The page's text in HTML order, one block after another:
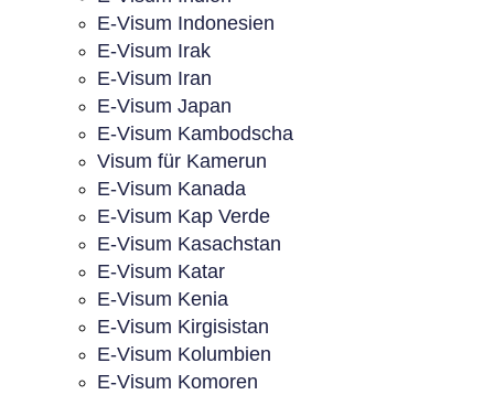
E-Visum Indonesien
E-Visum Irak
E-Visum Iran
E-Visum Japan
E-Visum Kambodscha
Visum für Kamerun
E-Visum Kanada
E-Visum Kap Verde
E-Visum Kasachstan
E-Visum Katar
E-Visum Kenia
E-Visum Kirgisistan
E-Visum Kolumbien
E-Visum Komoren